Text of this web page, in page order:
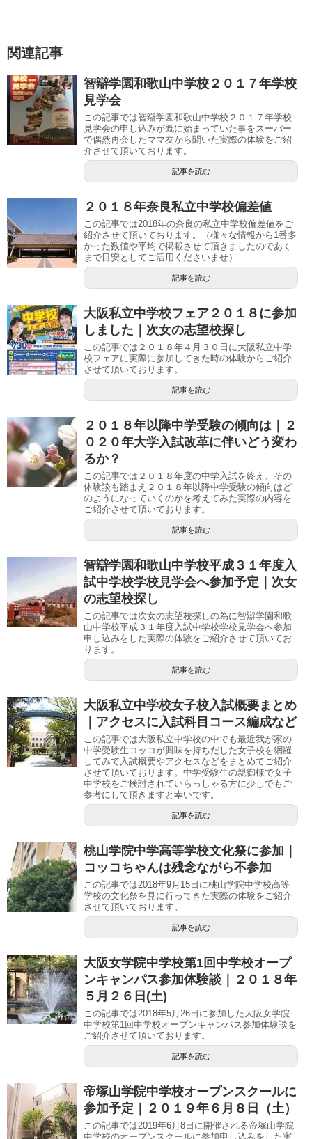
関連記事
智辯学園和歌山中学校２０１７年学校
見学会
この記事では智辯学園和歌山中学校２０１７年学校
見学会の申し込みが既に始まっていた事をスーパー
で偶然再会したママ友から聞いた実際の体験をご紹
介させて頂いております。
記事を読む
２０１８年奈良私立中学校偏差値
この記事では2018年の奈良の私立中学校偏差値をご
紹介させて頂いております。（様々な情報から1番多
かった数値や平均で掲載させて頂きましたのであく
まで目安としてご活用くださいませ）
記事を読む
大阪私立中学校フェア２０１８に参加
しました｜次女の志望校探し
この記事では２０１８年４月３０日に大阪私立中学
校フェアに実際に参加してきた時の体験からご紹介
させて頂いております。
記事を読む
２０１８年以降中学受験の傾向は｜２
０２０年大学入試改革に伴いどう変わ
るか？
この記事では２０１８年度の中学入試を終え、その
体験談も踏まえ２０１８年以降中学受験の傾向はど
のようになっていくのかを考えてみた実際の内容を
ご紹介させて頂いております。
記事を読む
智辯学園和歌山中学校平成３１年度入
試中学校学校見学会へ参加予定｜次女
の志望校探し
この記事では次女の志望校探しの為に智辯学園和歌
山中学校平成３１年度入試中学校学校見学会へ参加
申し込みをした実際の体験をご紹介させて頂いてお
ります。
記事を読む
大阪私立中学校女子校入試概要まとめ
｜アクセスに入試科目コース編成など
この記事では大阪私立中学校の中でも最近我が家の
中学受験生コッコが興味を持ちだした女子校を網羅
してみて入試概要やアクセスなどをまとめてご紹介
させて頂いております。中学受験生の親御様で女子
中学校をご検討されていらっしゃる方に少しでもご
参考にして頂きますと幸いです。
記事を読む
桃山学院中学高等学校文化祭に参加｜
コッコちゃんは残念ながら不参加
この記事では2018年9月15日に桃山学院中学校高等
学校の文化祭を見に行ってきた実際の体験をご紹介
させて頂いております。
記事を読む
大阪女学院中学校第1回中学校オープ
ンキャンパス参加体験談｜２０１８年
５月２６日(土)
この記事では2018年5月26日に参加した大阪女学院
中学校第1回中学校オープンキャンパス参加体験談を
ご紹介させて頂いております。
記事を読む
帝塚山学院中学校オープンスクールに
参加予定｜２０１９年６月８日（土）
この記事では2019年6月8日に開催される帝塚山学院
中学校のオープンスクールに参加申し込みをした実